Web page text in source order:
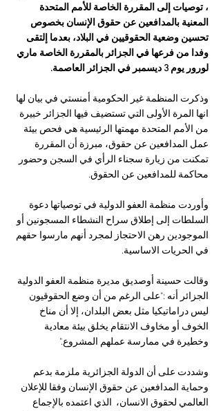
، توصيات إلى المقررة الخاصة للأمم المتحدة
المعنية بالمدافعين عن حقوق الإنسان بخصوص
تحسين وضعية الحقوقيين في البلاد، بعدما إلتقى
وفدا من فرعها في الجزائر بالمقررة الخاصة ماري
لورور يوم 3 ديسمبر في الجزائر العاصمة.
وذكرت المنظمة غير الحكومية أمنستي في بيان لها
انها المرة الأولى التي تستضيف فيها الجزائر خبيرة
من الأمم المتحدة مهمتها الرئيسية هي فحص بيئة
عمل المدافعين عن حقوق، مبرزة أن المقررة
تمكنت من زيارة سجناء الرأي في السجن وحضور
محاكمة للمدافعين عن الحقوق.
وأوردت منظمة العفو الدولية في توصياتها دعوة
السلطات إلى إطلاق سراح النشطاء المسجونين أو
الموجودين رهن الاحتجاز لمجرد أنهم مارسوا حقهم
في الحريات الاساسية.
وقالت حسينة أوصديق مديرة منظمة العفو الدولية
الجزائر أنه :"على الرغم من أن وضع الحقوقيون
ليس دراماتيكيا مثل بعض البلدان، إلا أن مناخ
الخوف أو مخاوف الانتقام يخلق بيئة معادية
وخطيرة في ممارسة عملهم المشروع."
وشددت على أن الدولة الجزائرية ملزمة بدعم
وحماية المدافعين عن حقوق الإنسان وفقا للإعلان
العالمي لحقوق الانسان،  الذي اعتمده بالإجماع